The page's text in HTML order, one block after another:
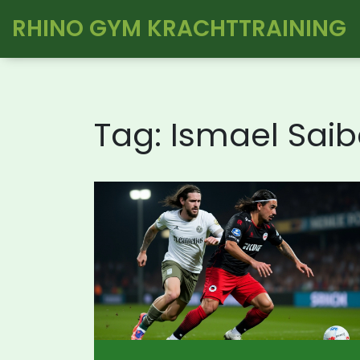
RHINO GYM KRACHTTRAINING
Tag: Ismael